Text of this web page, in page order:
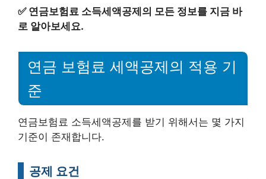
✅ 연금보험료 소득세액공제의 모든 정보를 지금 바
로 알아보세요.
연금 보험료 세액공제의 적용 기
준
연금보험료 소득세액공제를 받기 위해서는 몇 가지
기준이 존재합니다.
공제 요건